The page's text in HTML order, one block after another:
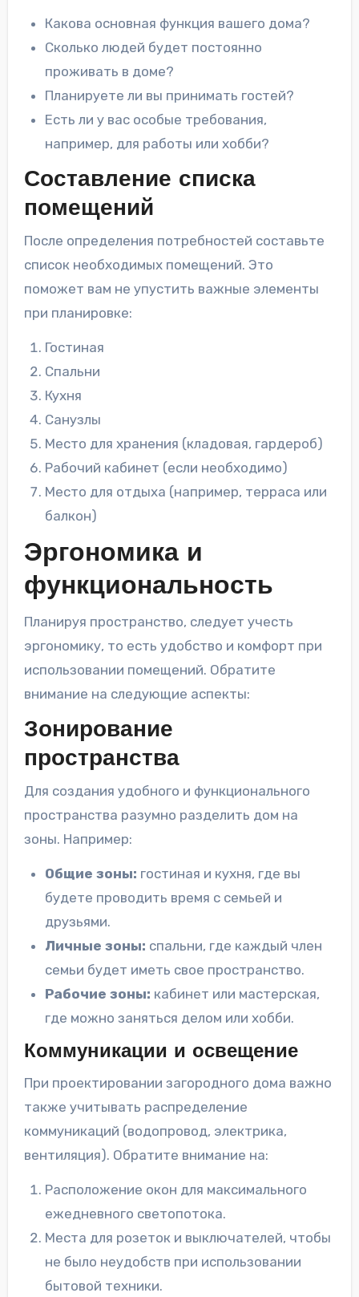
Какова основная функция вашего дома?
Сколько людей будет постоянно
проживать в доме?
Планируете ли вы принимать гостей?
Есть ли у вас особые требования,
например, для работы или хобби?
Составление списка
помещений
После определения потребностей составьте
список необходимых помещений. Это
поможет вам не упустить важные элементы
при планировке:
Гостиная
Спальни
Кухня
Санузлы
Место для хранения (кладовая, гардероб)
Рабочий кабинет (если необходимо)
Место для отдыха (например, терраса или
балкон)
Эргономика и
функциональность
Планируя пространство, следует учесть
эргономику, то есть удобство и комфорт при
использовании помещений. Обратите
внимание на следующие аспекты:
Зонирование
пространства
Для создания удобного и функционального
пространства разумно разделить дом на
зоны. Например:
Общие зоны: гостиная и кухня, где вы
будете проводить время с семьей и
друзьями.
Личные зоны: спальни, где каждый член
семьи будет иметь свое пространство.
Рабочие зоны: кабинет или мастерская,
где можно заняться делом или хобби.
Коммуникации и освещение
При проектировании загородного дома важно
также учитывать распределение
коммуникаций (водопровод, электрика,
вентиляция). Обратите внимание на:
Расположение окон для максимального
ежедневного светопотока.
Места для розеток и выключателей, чтобы
не было неудобств при использовании
бытовой техники.